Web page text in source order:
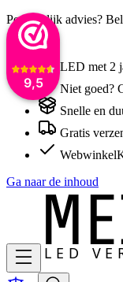
9,5
Persoonlijk advies?
LED met 2
Niet goed?
Snelle en
Gratis
Ga naar de inhoud